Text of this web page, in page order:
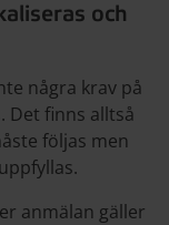
och
några krav på
Det finns alltså
följas men
anmälan gäller